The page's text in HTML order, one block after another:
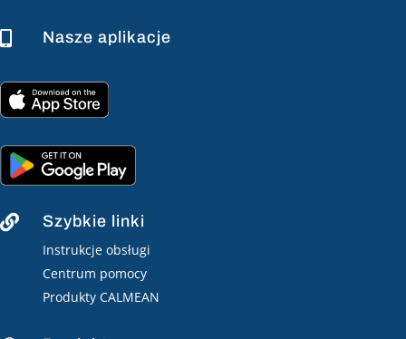
 Nasze aplikacje
 Szybkie linki
Instrukcje obsługi
Centrum pomocy
Produkty CALMEAN